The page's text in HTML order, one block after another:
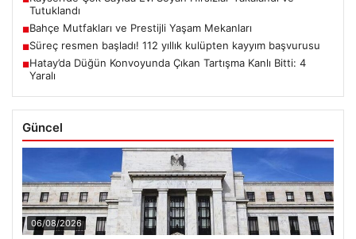
Tutuklandı
■Bahçe Mutfakları ve Prestijli Yaşam Mekanları
■Süreç resmen başladı! 112 yıllık kulüpten kayyım başvurusu
■Hatay’da Düğün Konvoyunda Çıkan Tartışma Kanlı Bitti: 4
Yaralı
Güncel
06/08/2026